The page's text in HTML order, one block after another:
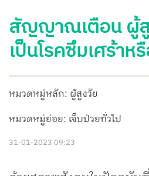
สัญญาณเตือน ผู้สู
เป็นโรคซึมเศร้าห
หมวดหมู่หลัก: ผู้สูงวัย
หมวดหมู่ย่อย: เจ็บป่วยทั่วไป
31-01-2023 09:23